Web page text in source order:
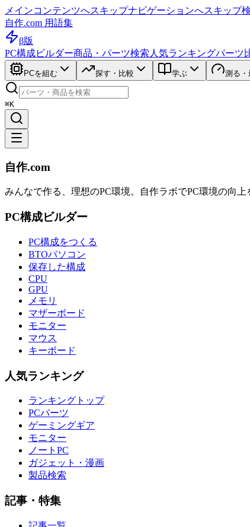
メインコンテンツへスキップナビゲーションへスキップ
自作.com 用語集
β版
PC構成ビルダー商品・パーツ検索 人気ランキングパーツ
PCを組む 探す・比較 学ぶ 測る・
⌘K
自作.com
みんなで作る、理想のPC環境。 自作ラボでPC環境の向上
PC構成ビルダー
PC構成をつくる
BTOパソコン
保存した構成
CPU
GPU
メモリ
マザーボード
モニター
マウス
キーボード
人気ランキング
ランキングトップ
PCパーツ
ゲーミングギア
モニター
ノートPC
ガジェット・漫画
製品検索
記事・特集